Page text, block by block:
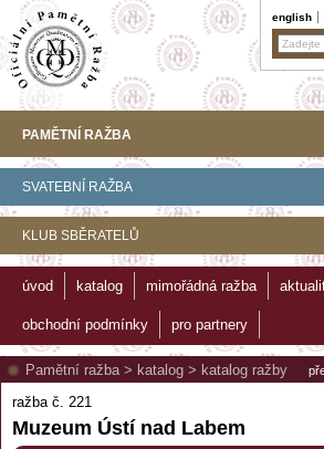
english
PAMĚTNÍ RAŽBA
SVATEBNÍ RAŽBA
KLUB SBĚRATELŮ
úvod katalog mimořádná ražba
obchodní podmínky pro partnery
Pamětní ražba> katalog > katalog ražby
ražba č. 221
Muzeum Ústí nad Labem